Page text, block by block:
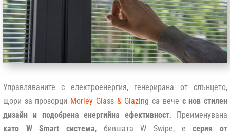
Управляваните с електроенергия, генерирана от слънцето,
щори за прозорци Morley Glass & Glazing са вече с нов стилен
дизайн и подобрена енергийна ефективност. Преименувана
като W Smart система, бившата W Swipe, есерия от